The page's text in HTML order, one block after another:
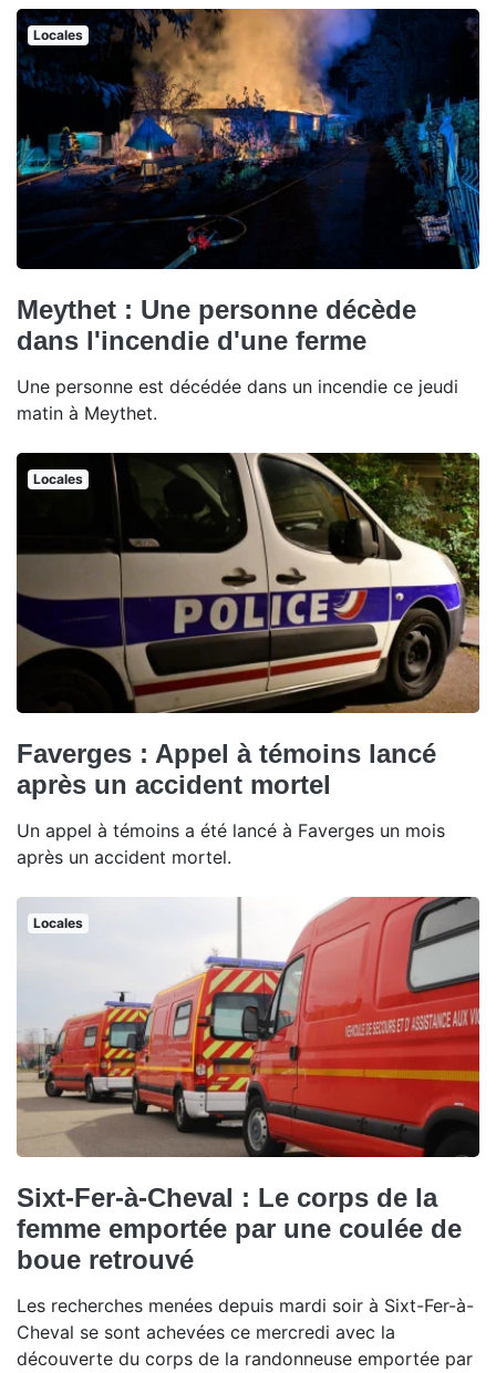
Locales
Meythet : Une personne décède
dans l'incendie d'une ferme
Une personne est décédée dans un incendie ce jeudi
matin à Meythet.
Locales
Faverges : Appel à témoins lancé
après un accident mortel
Un appel à témoins a été lancé à Faverges un mois
après un accident mortel.
Locales
Sixt-Fer-à-Cheval : Le corps de la
femme emportée par une coulée de
boue retrouvé
Les recherches menées depuis mardi soir à Sixt-Fer-à-
Cheval se sont achevées ce mercredi avec la
découverte du corps de la randonneuse emportée par